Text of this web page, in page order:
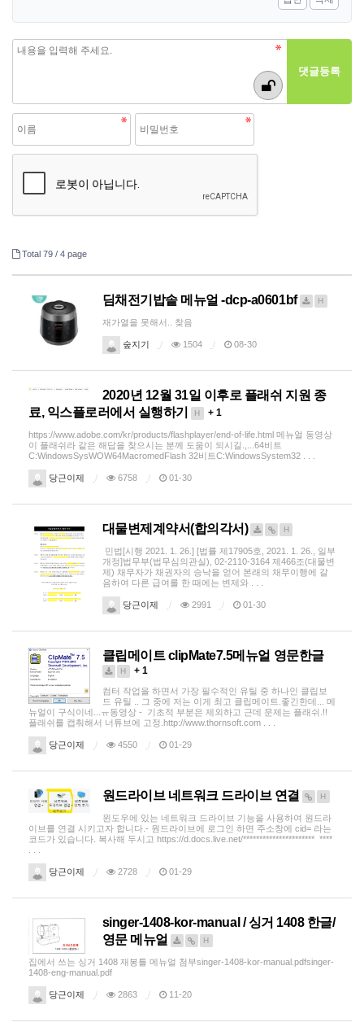
Total 79 / 4 page
딤채전기밥솥 메뉴얼 -dcp-a0601bf H
재가열을 못해서.. 찾음
숲지기 1504 08-30
2020년 12월 31일 이후로 플래쉬 지원 종
료, 익스플로러에서 실행하기
H + 1
https://www.adobe.com/kr/products/flashplayer/end-of-life.html 메뉴얼 동영상
이 플래쉬라 같은 해답을 찾으시는 분께 도움이 되시길.,...64비트
C:WindowsSysWOW64MacromedFlash 32비트C:WindowsSystem32 . . .
당근이제 6758 01-30
대물변제계약서(합의각서) H
민법[시행 2021. 1. 26.] [법률 제17905호, 2021. 1. 26., 일부
개정]법무부(법무심의관실), 02-2110-3164 제466조(대물변
제) 채무자가 채권자의 승낙을 얻어 본래의 채무이행에 갈
음하여 다른 급여를 한 때에는 변제와 . . .
당근이제 2991 01-30
클립메이트 clipMate7.5메뉴얼 영문한글
H + 1
컴터 작업을 하면서 가장 필수적인 유틸 중 하나인 클립보
드 유틸 .. 그 중에 저는 이게 최고 클립메이트.좋긴한데... 메
뉴얼이 구식이네...ㅠ동영상 - 기초적 부분은 제외하고 근데 문제는 플래쉬.!!
플래쉬를 캡춰해서 너튜브에 고정.http://www.thornsoft.com . . .
당근이제 4550 01-29
원드라이브 네트워크 드라이브 연결 H
윈도우에 있는 네트워크 드라이브 기능을 사용하여 원드라
이브를 연결 시키고자 합니다.- 원드라이브에 로그인 하면 주소창에 cid= 라는
코드가 있습니다. 복사해 두시고 https://d.docs.live.net/********************** ****
당근이제 2728 01-29
singer-1408-kor-manual / 싱거 1408 한글/
영문 메뉴얼
H
집에서 쓰는 싱거 1408 재봉틀 메뉴얼 첨부singer-1408-kor-manual.pdfsinger-
1408-eng-manual.pdf
당근이제 2863 11-20